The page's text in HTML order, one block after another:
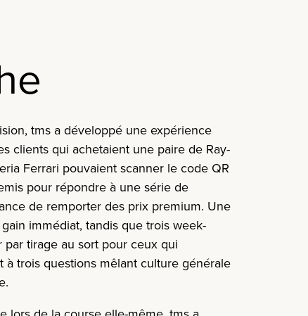
tms a développé une expérience
clients qui achetaient une paire de Ray-
Ferrari pouvaient scanner le code QR
pour répondre à une série de
de remporter des prix premium. Une
immédiat, tandis que trois week-
tirage au sort pour ceux qui
trois questions mêlant culture générale